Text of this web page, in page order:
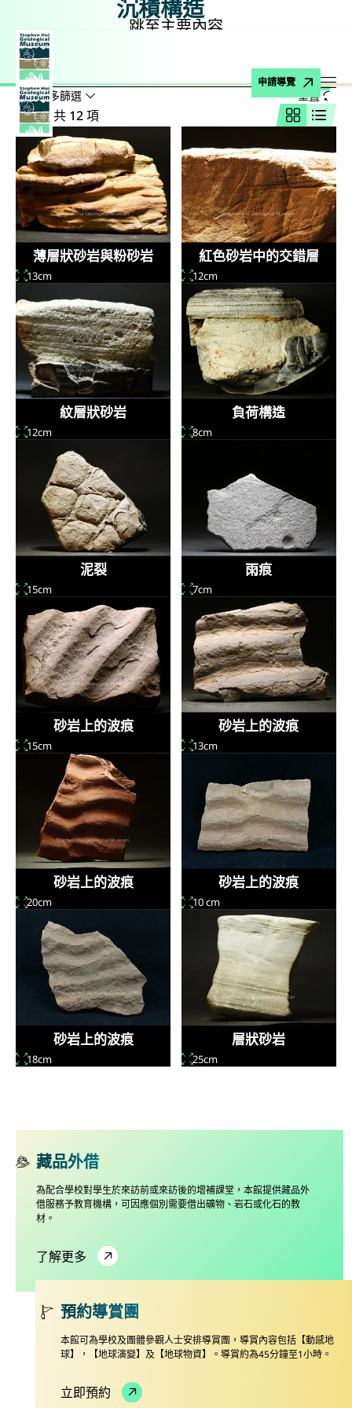
跳至主要內容
申請導覽
打
沉積構造
沉積構造
搜尋名稱、公式、地點
搜尋
顯示較多篩選
重置
結果：共 12 項
網格視圖
列表
薄層狀砂岩與粉砂岩
13cm
紅色砂岩中的交錯層
12cm
紋層狀砂岩
12cm
負荷構造
8cm
泥裂
15cm
雨痕
7cm
砂岩上的波痕
15cm
砂岩上的波痕
13cm
砂岩上的波痕
20cm
砂岩上的波痕
10 cm
砂岩上的波痕
18cm
層狀砂岩
25cm
藏品外借
為配合學校對學生於來訪前或來訪後的增補課堂，本館提供藏品外
借服務予教育機構，可因應個別需要借出礦物、岩石或化石的教
材。
了解更多
預約導賞團
本館可為學校及團體參觀人士安排導賞團，導賞內容包括【動感地
球】，【地球演變】及【地球物資】。導賞約為45分鐘至1小時。
立即預約